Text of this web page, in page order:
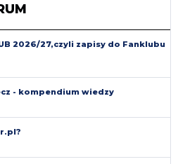
2026/27,czyli zapisy do Fanklubu
- kompendium wiedzy